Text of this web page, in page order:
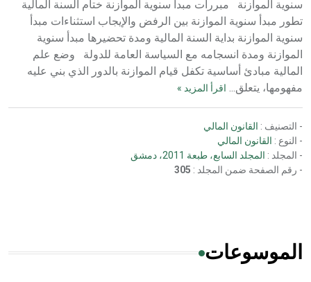
سنوية الموازنة مبررات مبدأ سنوية الموازنة ختام السنة المالية
تطور مبدأ سنوية الموازنة بين الرفض والإيجاب استثناءات مبدأ
سنوية الموازنة بداية السنة المالية ومدة تحضيرها مبدأ سنوية
الموازنة ومدة انسجامه مع السياسة العامة للدولة وضع علم
المالية مبادئ أساسية تكفل قيام الموازنة بالدور الذي بني عليه
مفهومها، يتعلق... اقرأ المزيد »
- التصنيف : القانون المالي
- النوع : القانون المالي
- المجلد : المجلد السابع، طبعة 2011، دمشق
- رقم الصفحة ضمن المجلد : 305
الموسوعات